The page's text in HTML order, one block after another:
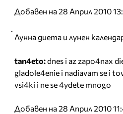
Добавен на 28 Април 2010
Лунна диета и лунен
tan4eto:dnes i az zapo4nax
gladole4enie i nadiavam se i
vsi4ki i ne se 4ydete mnogo
Добавен на 28 Април 2010